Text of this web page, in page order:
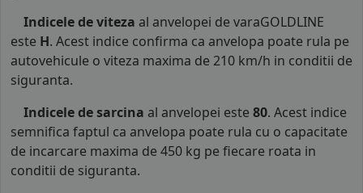
Indicele de viteza al anvelopei de varaGOLDLINE
este H. Acest indice confirma ca anvelopa poate rula pe
autovehicule o viteza maxima de 210 km/h in conditii de
siguranta.
Indicele de sarcina al anvelopei este 80. Acest indice
semnifica faptul ca anvelopa poate rula cu o capacitate
de incarcare maxima de 450 kg pe fiecare roata in
conditii de siguranta.